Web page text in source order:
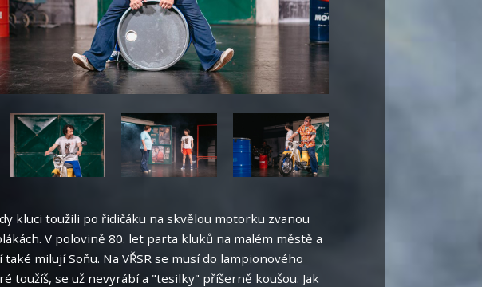
kluci toužili po řidičáku na skvělou motorku zvanou
V polovině 80. let parta kluků na malém městě a
milují Soňu. Na VŘSR se musí do lampionového
toužíš, se už nevyrábí a "tesilky" příšerně koušou. Jak